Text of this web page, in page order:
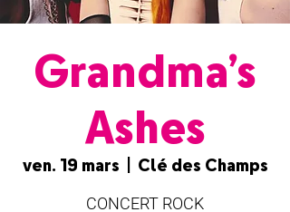
Grandma’s
Ashes
ven. 19 mars Clé des Champs
CONCERT ROCK